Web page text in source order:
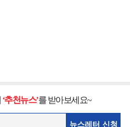
‘추천뉴스’를 받아보세요~
뉴스레터 신청